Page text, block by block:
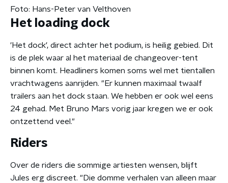
Foto: Hans-Peter van Velthoven
Het loading dock
'Het dock', direct achter het podium, is heilig gebied. Dit
is de plek waar al het materiaal de changeover-tent
binnen komt. Headliners komen soms wel met tientallen
vrachtwagens aanrijden. "Er kunnen maximaal twaalf
trailers aan het dock staan. We hebben er ook wel eens
24 gehad. Met Bruno Mars vorig jaar kregen we er ook
ontzettend veel."
Riders
Over de riders die sommige artiesten wensen, blijft
Jules erg discreet. "Die domme verhalen van alleen maar